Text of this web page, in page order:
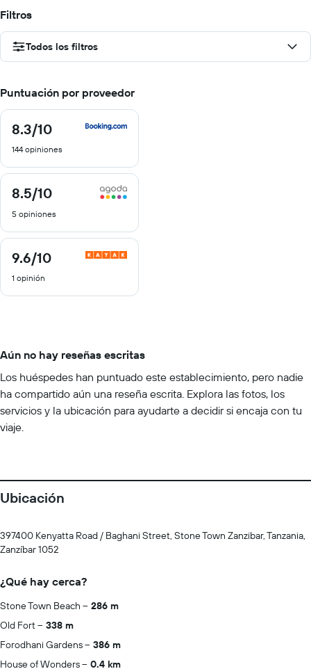
Filtros
Todos los filtros
Puntuación por proveedor
8.3/10
8.3
10
144 opiniones
8.5/10
8.5
10
5 opiniones
9.6/10
9.6
10
1 opinión
Aún no hay reseñas escritas
Los huéspedes han puntuado este establecimiento, pero nadie
ha compartido aún una reseña escrita. Explora las fotos, los
servicios y la ubicación para ayudarte a decidir si encaja con tu
viaje.
Ubicación
397400 Kenyatta Road / Baghani Street, Stone Town Zanzibar, Tanzania,
Zanzíbar 1052
¿Qué hay cerca?
Stone Town Beach
286 m
Old Fort
338 m
Forodhani Gardens
386 m
House of Wonders
0.4 km